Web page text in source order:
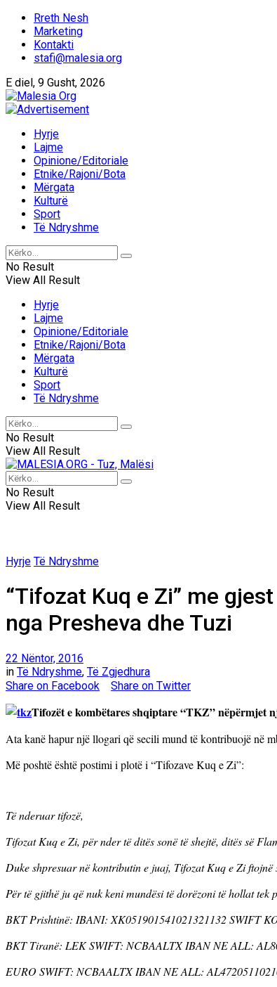
Rreth Nesh
Marketing
Kontakti
stafi@malesia.org
E diel, 9 Gusht, 2026
Hyrje
Lajme
Opinione/Editoriale
Etnike/Rajoni/Bota
Mërgata
Kulturë
Sport
Të Ndryshme
No Result
View All Result
Hyrje
Lajme
Opinione/Editoriale
Etnike/Rajoni/Bota
Mërgata
Kulturë
Sport
Të Ndryshme
No Result
View All Result
No Result
View All Result
Hyrje Të Ndryshme
“Tifozat Kuq e Zi” me
nga Presheva dhe Tuzi
22 Nëntor, 2016
in Të Ndryshme, Të Zgjedhura
Share on Facebook
Share on Twitter
Tifozët e kombëtares shqiptare “TKZ” nëpërmjet
Ata kanë hapur një llogari që secili mund të kontribuojë në
Më poshtë është postimi i plotë i “Tifozave Kuq e Zi”:
Të nderuar tifozë,
Tifozat Kuq e Zi, për nder të ditës sonë të shejtë, ditës së
Duke shpresuar në kontributin e juaj, Tifozat Kuq e Zi
Për të gjithë ju që nuk keni mundësi të dorëzoni të hollat
BKT Prishtinë: IBANI: XK051901541021321132 SWIFT
BKT Tiranë: LEK SWIFT: NCBAALTX IBAN NE ALL:
EURO SWIFT: NCBAALTX IBAN NE ALL: